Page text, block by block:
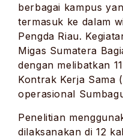
berbagai kampus
termasuk ke dalam
Pengda Riau.
Migas Sumatera
dengan melibatkan
Kontrak Kerja Sama
operasional
Penelitian
dilaksanakan di 12